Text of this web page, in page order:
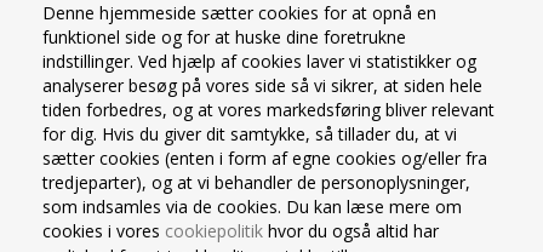
Denne hjemmeside sætter cookies for at opnå en
funktionel side og for at huske dine foretrukne
indstillinger. Ved hjælp af cookies laver vi statistikker og
analyserer besøg på vores side så vi sikrer, at siden hele
tiden forbedres, og at vores markedsføring bliver relevant
for dig. Hvis du giver dit samtykke, så tillader du, at vi
sætter cookies (enten i form af egne cookies og/eller fra
tredjeparter), og at vi behandler de personoplysninger,
som indsamles via de cookies. Du kan læse mere om
cookies i vores cookiepolitik hvor du også altid har
+25 stk. på fjernlager | Forventet leveringstid: 8-10 dage
SPECIFIKATIONER
Vareprøve Mank Airlaid styksdug
Stoflignede borddug
Kvalitet: Kraftig airlaid
Vareprøve: 1 stk. airlaid serviet 40x40 cm. Servietter, duge
Læs mere om produktet